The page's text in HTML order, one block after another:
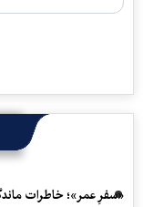
«سفرِ عمر»؛ خاطرات